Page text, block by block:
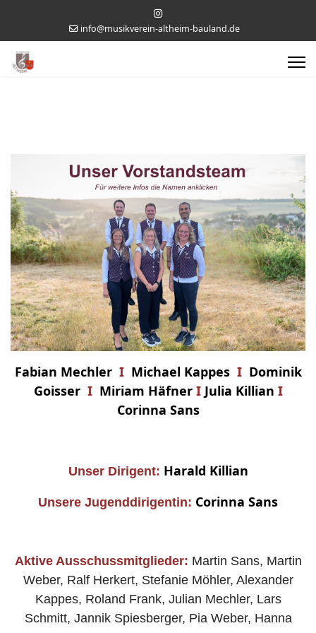
info@musikverein-altheim-bauland.de
Fabian Mechler I Michael Kappes I Dominik
Goisser I Miriam Häfner I Julia Killian I
Corinna Sans
Unser Dirigent: Harald Killian
Unsere Jugenddirigentin: Corinna Sans
Aktive Ausschussmitglieder: Martin Sans, Martin
Weber, Ralf Herkert, Stefanie Möhler, Alexander
Kappes, Roland Frank, Julian Mechler, Lars
Schmitt, Jannik Spiesberger, Pia Weber, Hanna